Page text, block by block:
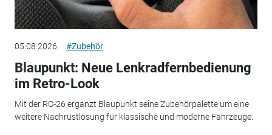
05.08.2026 #Zubehör
Blaupunkt: Neue Lenkradfernbedienung
im Retro-Look
Mit der RC-26 ergänzt Blaupunkt seine Zubehörpalette um eine
weitere Nachrüstlösung für klassische und moderne Fahrzeuge.